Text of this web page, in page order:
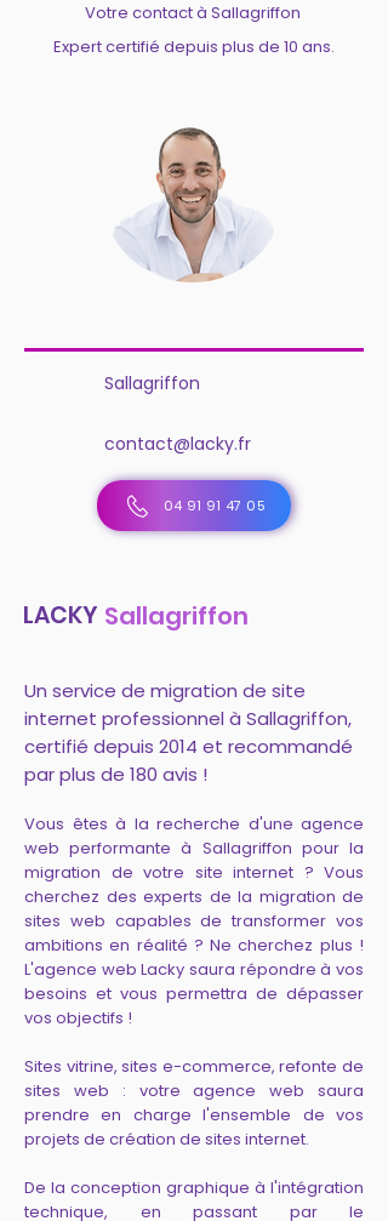
Votre contact à Sallagriffon
Expert certifié depuis plus de 10 ans.
Sallagriffon
contact@lacky.fr
04 91 91 47 05
LACKY Sallagriffon
Un service de migration de site
internet professionnel à Sallagriffon,
certifié depuis 2014 et recommandé
par plus de 180 avis !
Vous êtes à la recherche d'une agence
web performante à Sallagriffon pour la
migration de votre site internet ? Vous
cherchez des experts de la migration de
sites web capables de transformer vos
ambitions en réalité ? Ne cherchez plus !
L'agence web Lacky saura répondre à vos
besoins et vous permettra de dépasser
vos objectifs !
Sites vitrine, sites e-commerce, refonte de
sites web : votre agence web saura
prendre en charge l'ensemble de vos
projets de création de sites internet.
De la conception graphique à l'intégration
technique, en passant par le